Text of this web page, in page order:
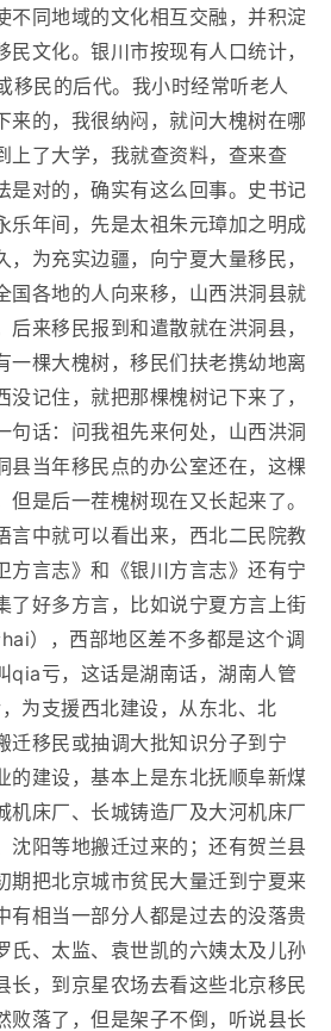
不同地域的文化相互交融，并积淀
文化。银川市按现有人口统计，
移民的后代。我小时经常听老人
来的，我很纳闷，就问大槐树在哪
上了大学，我就查资料，查来查
是对的，确实有这么回事。史书记
乐年间，先是太祖朱元璋加之明成
为充实边疆，向宁夏大量移民，
国各地的人向来移，山西洪洞县就
来移民报到和遣散就在洪洞县，
一棵大槐树，移民们扶老携幼地离
记住，就把那棵槐树记下来了，
句话：问我祖先来何处，山西洪洞
县当年移民点的办公室还在，这棵
是后一茬槐树现在又长起来了。
言中就可以看出来，西北二民院教
方言志》和《银川方言志》还有宁
了好多方言，比如说宁夏方言上街
），西部地区差不多都是这个调
qia亏，这话是湖南话，湖南人管
为支援西北建设，从东北、北
迁移民或抽调大批知识分子到宁
的建设，基本上是东北抚顺阜新煤
机床厂、长城铸造厂及大河机床厂
沈阳等地搬迁过来的；还有贺兰县
期把北京城市贫民大量迁到宁夏来
有相当一部分人都是过去的没落贵
氏、太监、袁世凯的六姨太及儿孙
长，到京星农场去看这些北京移民
败落了，但是架子不倒，听说县长